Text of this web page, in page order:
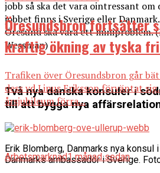
jobb så ska det vara ointressant
jobbet finns i Sverige eller
Öresund ska vara ett miniproblem.
Wessman)
Två nya danska konsuler i
till att bygga nya
Erik Blomberg, Danmarks nya
Danmarks ambassadör i Sverige.
Öresundsbron fortsätter
kraftig ökning av tyska
Trafiken över Öresundsbron går
dess vd Linus Eriksson förväntat
årsjubileum förra...
Arbetsmarknad1 månad sedan